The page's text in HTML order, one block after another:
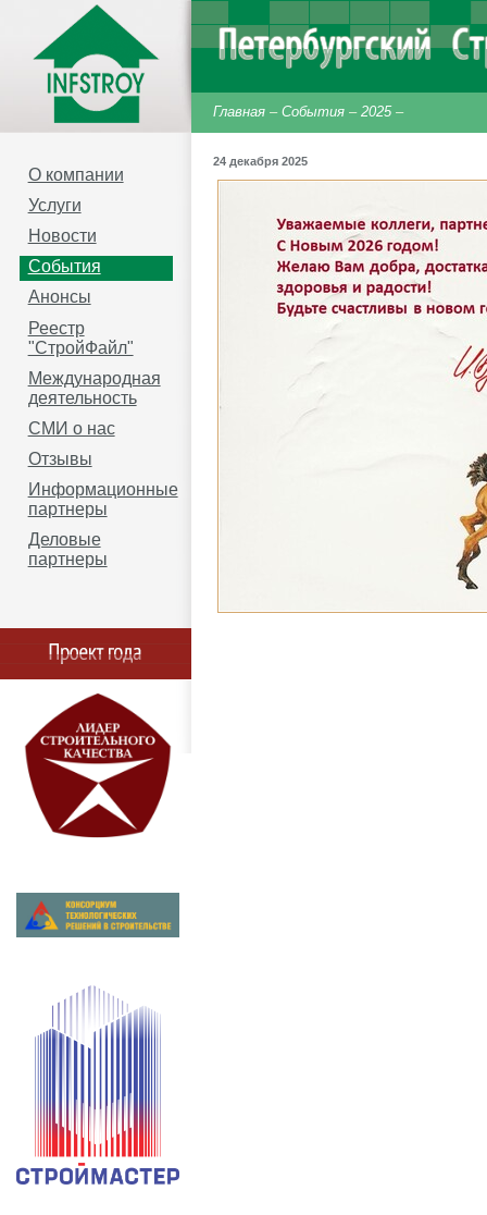
24 декабря 2025
Главная –События –2025–
О компании
Услуги
Новости
События
Анонсы
Реестр
"СтройФайл"
Международная
деятельность
СМИ о нас
Отзывы
Информационные
партнеры
Деловые
партнеры